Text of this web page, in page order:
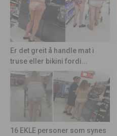
Er det greit å handle mat i
truse eller bikini fordi...
16 EKLE personer som synes